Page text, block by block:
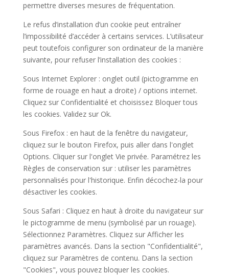
permettre diverses mesures de fréquentation.
Le refus d’installation d’un cookie peut entraîner
l’impossibilité d’accéder à certains services. L’utilisateur
peut toutefois configurer son ordinateur de la manière
suivante, pour refuser l’installation des cookies :
Sous Internet Explorer : onglet outil (pictogramme en
forme de rouage en haut a droite) / options internet.
Cliquez sur Confidentialité et choisissez Bloquer tous
les cookies. Validez sur Ok.
Sous Firefox : en haut de la fenêtre du navigateur,
cliquez sur le bouton Firefox, puis aller dans l'onglet
Options. Cliquer sur l'onglet Vie privée. Paramétrez les
Règles de conservation sur : utiliser les paramètres
personnalisés pour l'historique. Enfin décochez-la pour
désactiver les cookies.
Sous Safari : Cliquez en haut à droite du navigateur sur
le pictogramme de menu (symbolisé par un rouage).
Sélectionnez Paramètres. Cliquez sur Afficher les
paramètres avancés. Dans la section "Confidentialité",
cliquez sur Paramètres de contenu. Dans la section
"Cookies", vous pouvez bloquer les cookies.